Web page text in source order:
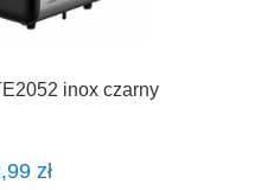
inox czarny
zł